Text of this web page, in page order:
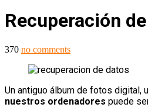
Recuperación
370 no comments
Un antiguo álbum de fotos digital,
nuestros ordenadores puede